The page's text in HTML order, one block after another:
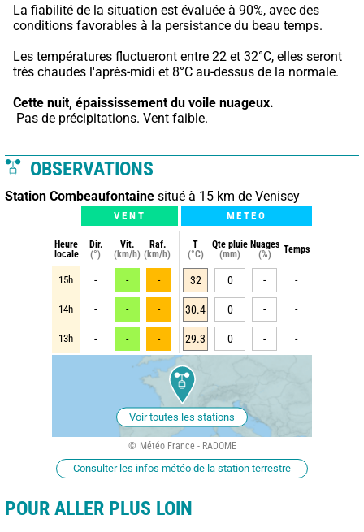
La fiabilité de la situation est évaluée à 90%, avec des
conditions favorables à la persistance du beau temps.
Les températures fluctueront entre 22 et 32°C, elles seront
très chaudes l'après-midi et 8°C au-dessus de la normale.
Cette nuit, épaississement du voile nuageux.
Pas de précipitations. Vent faible.
OBSERVATIONS
Station Combeaufontaine situé à 15 km de Venisey
VENT METEO
Heure
locale
Dir.
(°)
Vit.
(km/h)
Raf.
(km/h)
T
(°C)
Qte pluie
(mm)
Nuages
(%)
Temps
15h - - - 32 0 - -
14h - - - 30.4 0 - -
13h - - - 29.3 0 - -
Voir toutes les stations
Météo France - RADOME
Consulter les infos météo de la station terrestre
POUR ALLER PLUS LOIN